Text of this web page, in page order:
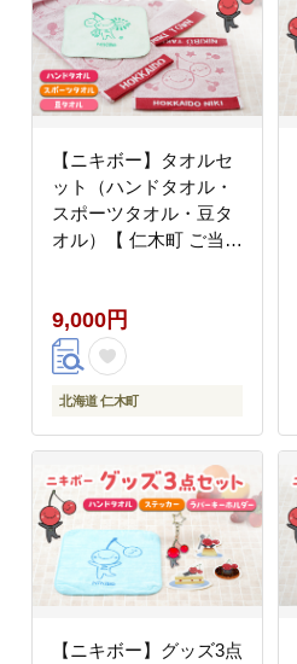
【ニキボー】タオルセ
ット（ハンドタオル・
スポーツタオル・豆タ
オル）【 仁木町 ご当地
観光協会]
9,000円
北海道 仁木町
【ニキボー】グッズ3点